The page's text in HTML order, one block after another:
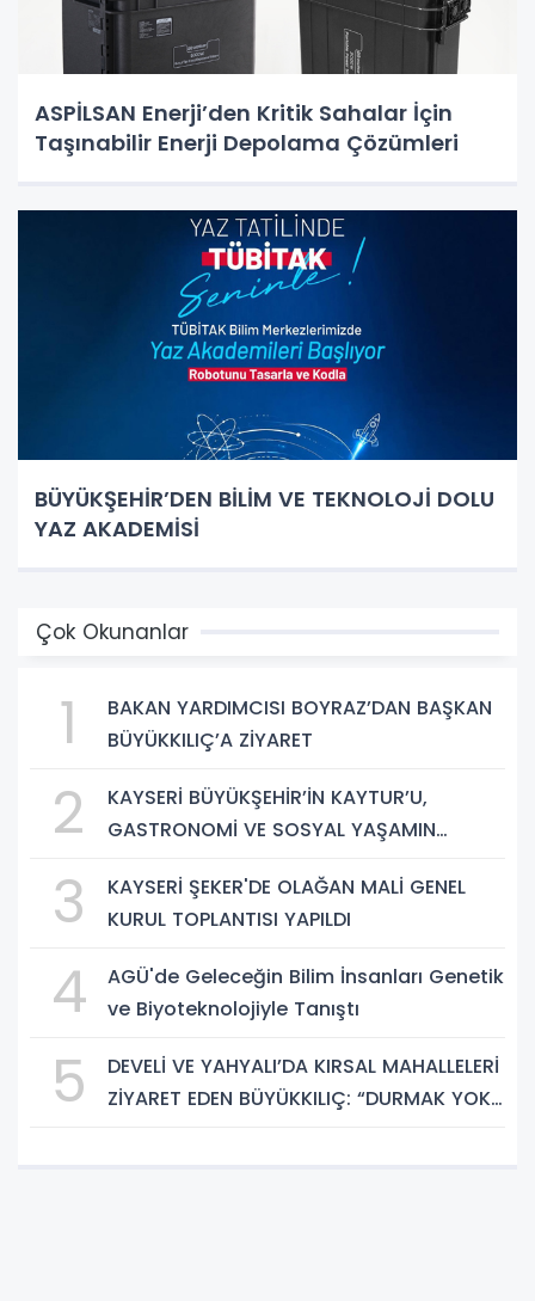
ASPİLSAN Enerji’den Kritik Sahalar İçin
Taşınabilir Enerji Depolama Çözümleri
BÜYÜKŞEHİR’DEN BİLİM VE TEKNOLOJİ DOLU
YAZ AKADEMİSİ
Çok Okunanlar
1
BAKAN YARDIMCISI BOYRAZ’DAN BAŞKAN
BÜYÜKKILIÇ’A ZİYARET
2
KAYSERİ BÜYÜKŞEHİR’İN KAYTUR’U,
GASTRONOMİ VE SOSYAL YAŞAMIN
3
KAYSERİ ŞEKER'DE OLAĞAN MALİ GENEL
KURUL TOPLANTISI YAPILDI
4
AGÜ'de Geleceğin Bilim İnsanları Genetik
ve Biyoteknolojiyle Tanıştı
5
DEVELİ VE YAHYALI’DA KIRSAL MAHALLELERİ
ZİYARET EDEN BÜYÜKKILIÇ: “DURMAK YOK.